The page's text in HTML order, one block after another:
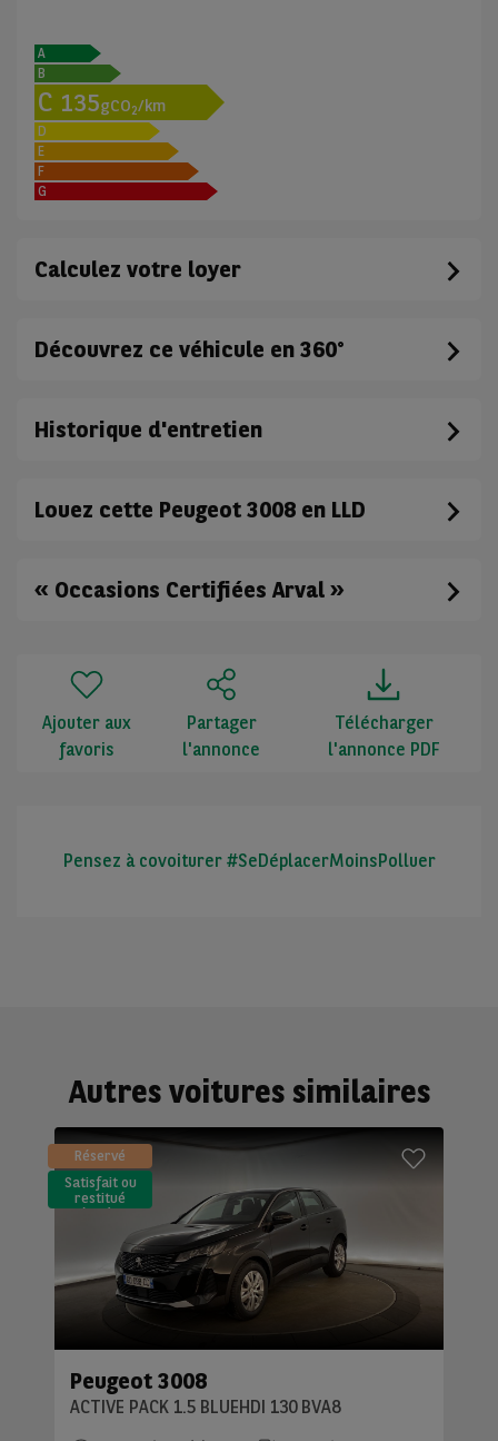
A
B
C 135gCO2/km
D
E
F
G
Calculez votre loyer
Découvrez ce véhicule en 360°
Historique d'entretien
Louez cette Peugeot 3008 en LLD
« Occasions Certifiées Arval »
Ajouter aux
favoris
Partager
l'annonce
Télécharger
l'annonce PDF
Pensez à covoiturer #SeDéplacerMoinsPolluer
Autres voitures similaires
Réservé
Satisfait ou
restitué
(LLD)*
Peugeot 3008
ACTIVE PACK 1.5 BLUEHDI 130 BVA8